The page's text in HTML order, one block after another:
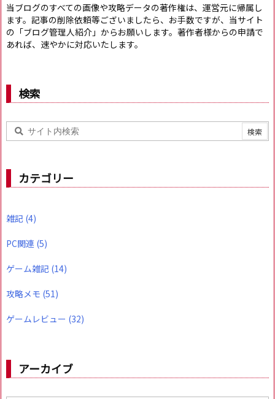
当ブログのすべての画像や攻略データの著作権は、運営元に帰属し
ます。記事の削除依頼等ございましたら、お手数ですが、当サイト
の「ブログ管理人紹介」からお願いします。著作者様からの申請で
あれば、速やかに対応いたします。
検索
カテゴリー
雑記 (4)
PC関連 (5)
ゲーム雑記 (14)
攻略メモ (51)
ゲームレビュー (32)
アーカイブ